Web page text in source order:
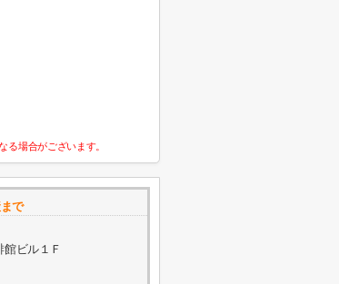
場合がございます。
で
ビル１Ｆ